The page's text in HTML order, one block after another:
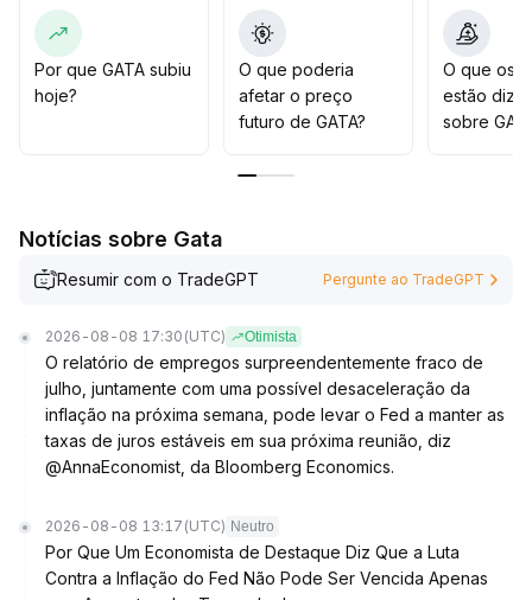
postura observadora e evitar grandes exposições sem
fundamento
O aumento do apetite ao risco cria uma janela para
liberação de força ascendente, porém a estratégia
ainda deve priorizar sinais conjuntos de preço e
Por que GATA subiu
hoje?
O que poderia
afetar o preço
futuro de GATA?
O que os
estão
sobre
Notícias sobre Gata
Resumir com o TradeGPT Pergunte ao TradeGPT
2026-08-08 17:30 (UTC) Otimista
O relatório de empregos surpreendentemente fraco de
julho, juntamente com uma possível desaceleração da
inflação na próxima semana, pode levar o Fed a manter as
taxas de juros estáveis em sua próxima reunião, diz
@AnnaEconomist, da Bloomberg Economics.
2026-08-08 13:17 (UTC) Neutro
Por Que Um Economista de Destaque Diz Que a Luta
Contra a Inflação do Fed Não Pode Ser Vencida Apenas